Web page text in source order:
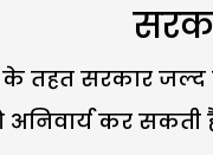
तहत सरकार जल्द
अनिवार्य कर सकती